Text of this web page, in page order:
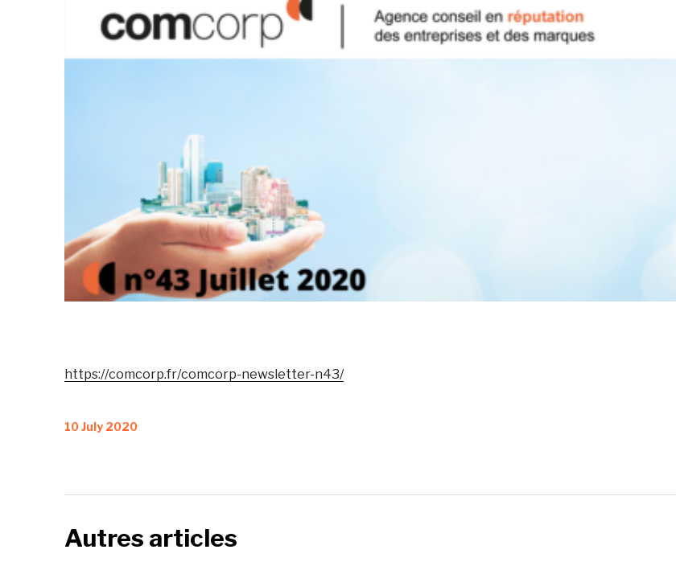
https://comcorp.fr/comcorp-newsletter-n43/
Posted
10 July 2020
Autres articles